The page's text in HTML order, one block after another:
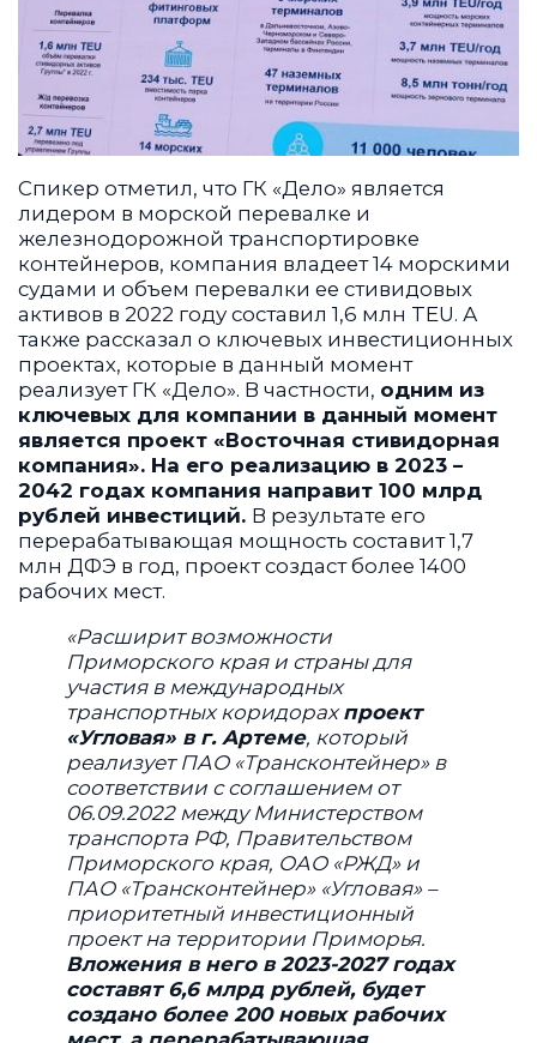
Спикер отметил, что ГК «Дело» является
лидером в морской перевалке и
железнодорожной транспортировке
контейнеров, компания владеет 14 морскими
судами и объем перевалки ее стивидовых
активов в 2022 году составил 1,6 млн TEU. А
также рассказал о ключевых инвестиционных
проектах, которые в данный момент
реализует ГК «Дело». В частности, одним из
ключевых для компании в данный момент
является проект «Восточная стивидорная
компания». На его реализацию в 2023 –
2042 годах компания направит 100 млрд
рублей инвестиций. В результате его
перерабатывающая мощность составит 1,7
млн ДФЭ в год, проект создаст более 1400
рабочих мест.
«Расширит возможности
Приморского края и страны для
участия в международных
транспортных коридорахпроект
«Угловая» в г. Артеме, который
реализует ПАО «Трансконтейнер» в
соответствии с соглашением от
06.09.2022 между Министерством
транспорта РФ, Правительством
Приморского края, ОАО «РЖД» и
ПАО «Трансконтейнер» «Угловая» –
приоритетный инвестиционный
проект на территории Приморья.
Вложения в него в 2023-2027 годах
составят 6,6 млрд рублей, будет
создано более 200 новых рабочих